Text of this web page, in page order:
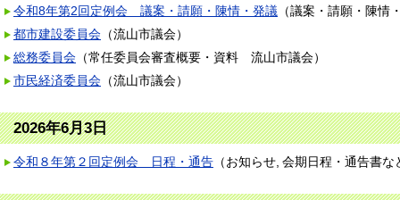
令和8年第2回定例会 議案・請願・陳情・発議 （議案・請願・陳情
都市建設委員会 （流山市議会）
総務委員会 （常任委員会審査概要・資料 流山市議会）
市民経済委員会 （流山市議会）
2026年6月3日
令和８年第２回定例会 日程・通告 （お知らせ 会期日程・通告書な